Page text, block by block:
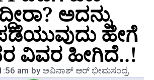
ಅದನ್ನು
ಹೇಗೆ
ವಿವರ ಹೀಗಿದೆ..!
am byಅವಿನಾಶ್‌ ಆರ್‌ ಭೀಮಸಂದ್ರ